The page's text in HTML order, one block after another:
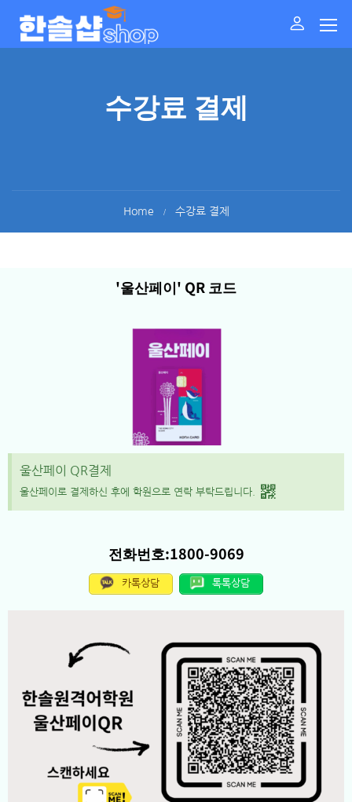
수강료 결제
Home 수강료 결제
'울산페이' QR 코드
울산페이 QR결제
울산페이로 결제하신 후에 학원으로 연락 부탁드립니다.
전화번호:1800-9069
카톡상담 톡톡상담